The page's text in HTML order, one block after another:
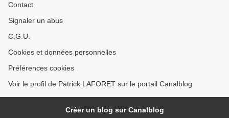
Contact
Signaler un abus
C.G.U.
Cookies et données personnelles
Préférences cookies
Voir le profil de Patrick LAFORET sur le portail Canalblog
Créer un blog sur Canalblog